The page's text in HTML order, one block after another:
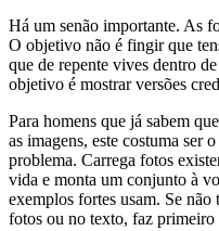
Há um senão importante. As
O objetivo não é fingir que
que de repente vives dentro
objetivo é mostrar versões
Para homens que já sabem
as imagens, este costuma ser
problema. Carrega fotos
vida e monta um conjunto à
exemplos fortes usam. Se não
fotos ou no texto, faz primeiro